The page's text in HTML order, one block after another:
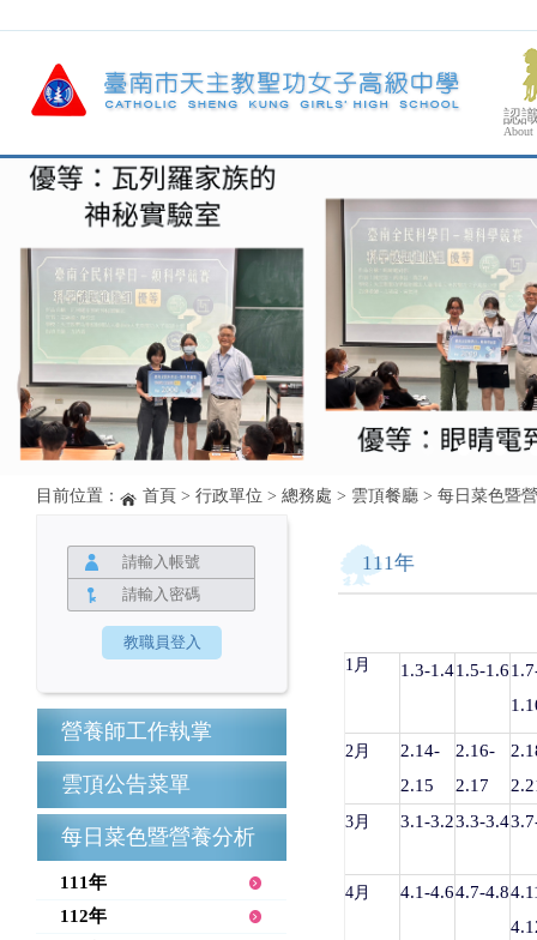
認
About
目前位置： 首頁 > 行政單位 > 總務處 > 雲頂餐廳 > 每日菜色暨
營養師工作執掌
雲頂公告菜單
每日菜色暨營養分析
111年
112年
111年
1月 1.3-1.41.5-1.6
2月
2.14-
2.15
2.16-
2.17
3月 3.1-3.23.3-3.4
4月 4.1-4.64.7-4.8